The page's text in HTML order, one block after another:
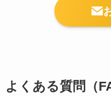
よくある質問（